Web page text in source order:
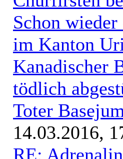
Schon
im Kanton Uri
Kanadischer
tödlich
Toter
14.03.2016,
RE: